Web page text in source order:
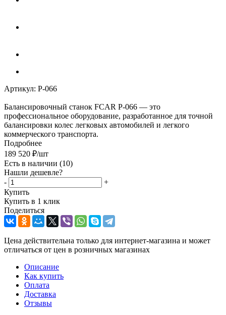
Артикул: P-066
Балансировочный станок FCAR P-066 — это
профессиональное оборудование, разработанное для точной
балансировки колес легковых автомобилей и легкого
коммерческого транспорта.
Подробнее
189 520 ₽/шт
Есть в наличии (10)
Нашли дешевле?
-
+
Купить
Купить в 1 клик
Поделиться
Цена действительна только для интернет-магазина и может
отличаться от цен в розничных магазинах
Описание
Как купить
Оплата
Доставка
Отзывы